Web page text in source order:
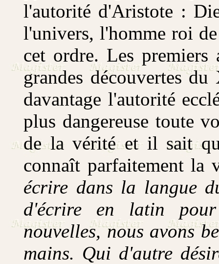
l'autorité d'Aristote :
l'univers, l'homme roi
cet ordre. Les premiers
grandes découvertes
davantage l'autorité
plus dangereuse toute
de la vérité et il sait
connaît parfaitement
écrire dans la langue
d'écrire en latin pour
nouvelles, nous avons
mains. Qui d'autre